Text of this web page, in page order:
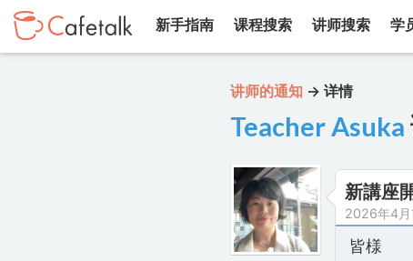
新手指南 课程搜索 讲师搜索 学
讲师的通知 → 详情
Teacher Asuka
新講座
2026年4月
皆様